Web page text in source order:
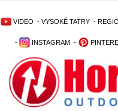
VIDEO - VYSOKÉ TATRY -
- INSTAGRAM -